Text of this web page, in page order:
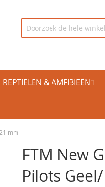
REPTIELEN & AMFIBIEËN
mm
FTM New
Pilots